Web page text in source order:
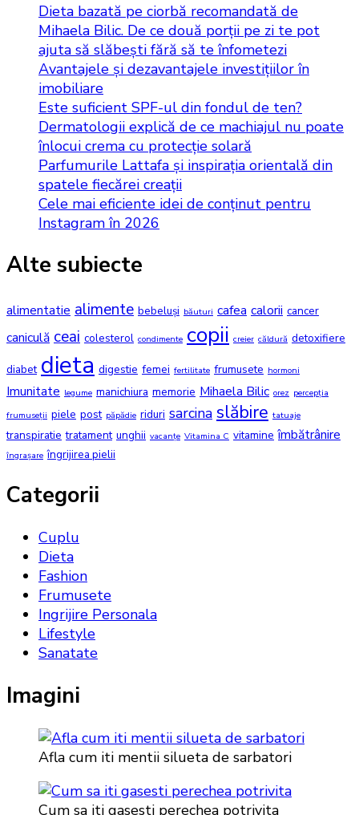
Dieta bazată pe ciorbă recomandată de
Mihaela Bilic. De ce două porții pe zi te pot
ajuta să slăbești fără să te înfometezi
Avantajele și dezavantajele investițiilor în
imobiliare
Este suficient SPF-ul din fondul de ten?
Dermatologii explică de ce machiajul nu poate
înlocui crema cu protecție solară
Parfumurile Lattafa și inspirația orientală din
spatele fiecărei creații
Cele mai eficiente idei de conținut pentru
Instagram în 2026
Alte subiecte
alimentatie alimente bebeluși băuturi cafea calorii cancer
caniculă ceai colesterol condimente copii creier căldură detoxifiere
diabet dieta digestie femei fertilitate frumusete hormoni
Imunitate legume manichiura memorie Mihaela Bilic orez percepția
frumuseții piele post păpădie riduri sarcina slăbire tatuaje
transpiratie tratament unghii vacanțe Vitamina C vitamine îmbătrânire
îngrașare îngrijirea pielii
Categorii
Cuplu
Dieta
Fashion
Frumusete
Ingrijire Personala
Lifestyle
Sanatate
Imagini
Afla cum iti mentii silueta de sarbatori
Cum sa iti gasesti perechea potrivita